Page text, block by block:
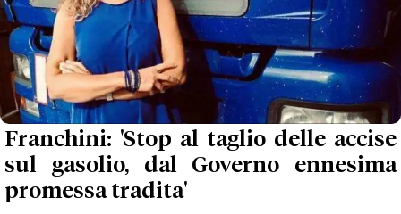
Franchini: 'Stop al taglio delle accise
sul gasolio, dal Governo ennesima
promessa tradita'